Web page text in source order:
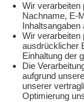
Wir verarbeiten
Nachname, E-
Inhaltsangaben
Wir verarbeiten
ausdrücklicher
Einhaltung der
Die
aufgrund
unserer
Optimierung